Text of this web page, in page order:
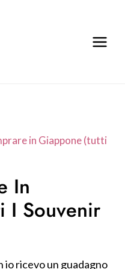
in Giappone (tutti
In
I Souvenir
io ricevo un guadagno